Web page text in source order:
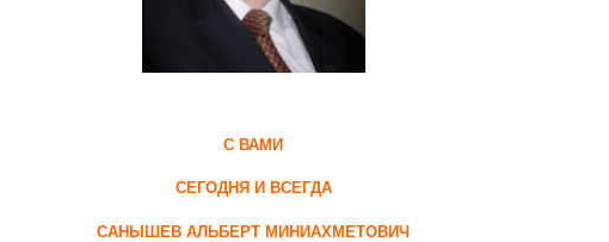
С ВАМИ
СЕГОДНЯ И ВСЕГДА
САНЫШЕВ АЛЬБЕРТ МИНИАХМЕТОВИЧ